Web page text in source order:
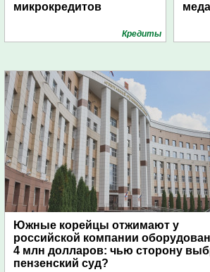
микрокредитов
Кредиты
Южные корейцы отжимают у
российской компании
4 млн долларов: чью сторону
пензенский суд?